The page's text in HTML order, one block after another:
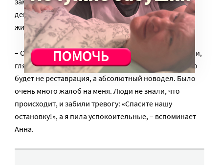
деньгами, не с чертежами и красками, а с местными
жителями.
– Они очень неравнодушны именно к этому объекту и,
глядя на наши ремонтные работы, подумали, что это
будет не реставрация, а абсолютный новодел. Было
очень много жалоб на меня. Люди не знали, что
происходит, и забили тревогу: «Спасите нашу
остановку!», а я пила успокоительные, – вспоминает
Анна.